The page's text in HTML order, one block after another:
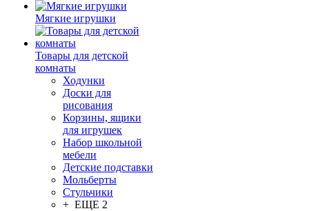
Мягкие игрушки
Товары для детской
комнаты
Ходунки
Доски для
рисования
Корзины, ящики
для игрушек
Набор школьной
мебели
Детские подставки
Мольберты
Стульчики
+ ЕЩЕ 2